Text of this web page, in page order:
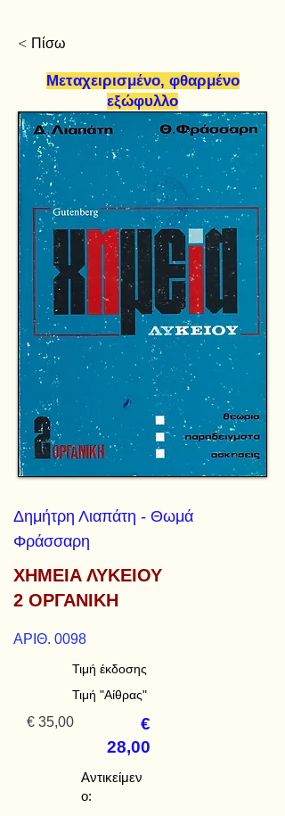
< Πίσω
Μεταχειρισμένο, φθαρμένο
εξώφυλλο
Δημήτρη Λιαπάτη - Θωμά
Φράσσαρη
ΧΗΜΕΙΑ ΛΥΚΕΙΟΥ
2 ΟΡΓΑΝΙΚΗ
ΑΡΙΘ. 0098
Τιμή έκδοσης
Τιμή "Αίθρας"
€ 35,00
€
28,00
Αντικείμεν
ο: